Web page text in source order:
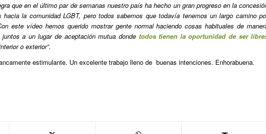
que en el último par de semanas nuestro país ha hecho un gran progreso en la
hacia la comunidad LGBT, pero todos sabemos que todavía tenemos un largo camino
este vídeo hemos querido mostrar gente normal haciendo cosas habituales de
a un lugar de aceptación mutua dondetodos tienen la oportunidad de ser
o exterior”.
estimulante. Un excelente trabajo lleno de buenas intenciones. Enhorabuena.